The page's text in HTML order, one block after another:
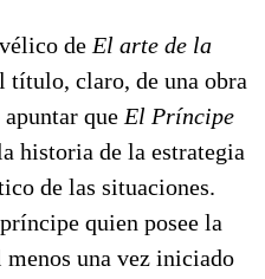
de El arte de la
título, claro, de una obra
que El Príncipe
historia de la estrategia
de las situaciones.
quien posee la
una vez iniciado